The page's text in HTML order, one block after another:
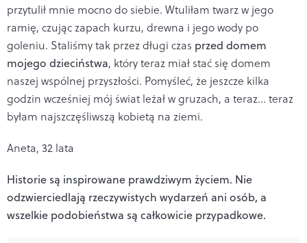
przytulił mnie mocno do siebie. Wtuliłam twarz w jego
ramię, czując zapach kurzu, drewna i jego wody po
goleniu. Staliśmy tak przez długi czas przed domem
mojego dzieciństwa, który teraz miał stać się domem
naszej wspólnej przyszłości. Pomyśleć, że jeszcze kilka
godzin wcześniej mój świat leżał w gruzach, a teraz... teraz
byłam najszczęśliwszą kobietą na ziemi.
Aneta, 32 lata
Historie są inspirowane prawdziwym życiem. Nie
odzwierciedlają rzeczywistych wydarzeń ani osób, a
wszelkie podobieństwa są całkowicie przypadkowe.